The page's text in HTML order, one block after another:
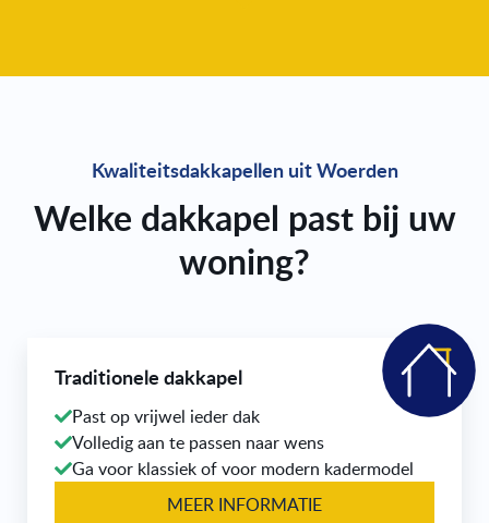
Kwaliteitsdakkapellen uit Woerden
Welke dakkapel past bij uw
woning?
Traditionele dakkapel
Past op vrijwel ieder dak
Volledig aan te passen naar wens
Ga voor klassiek of voor modern kadermodel
MEER INFORMATIE